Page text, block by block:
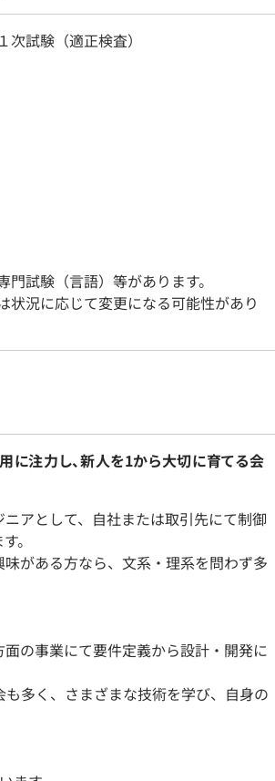
試験（適正検査）
試験（言語）等があります。
況に応じて変更になる可能性があり
注力し、新人を1から大切に育てる会
アとして、自社または取引先にて制御
。
がある方なら、文系・理系を問わず多
の事業にて要件定義から設計・開発に
多く、さまざまな技術を学び、自身の